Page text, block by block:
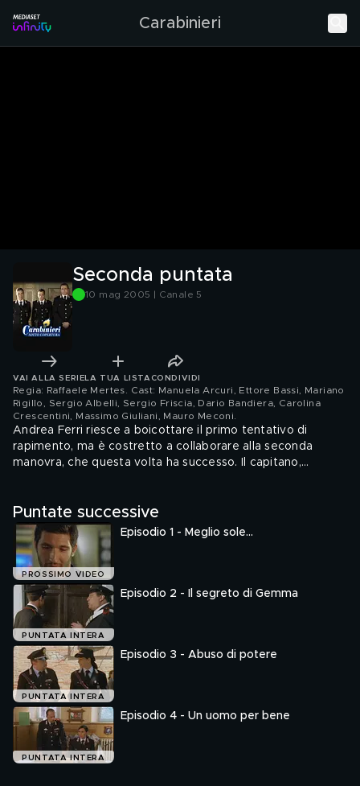
Carabinieri
Seconda puntata
10 mag 2005 | Canale 5
VAI ALLA SERIE LA TUA LISTA CONDIVIDI
Regia: Raffaele Mertes. Cast: Manuela Arcuri, Ettore Bassi, Mariano
Rigillo, Sergio Albelli, Sergio Friscia, Dario Bandiera, Carolina
Crescentini, Massimo Giuliani, Mauro Meconi
Andrea Ferri riesce a boicottare il primo tentativo di
rapimento, ma è costretto a collaborare alla seconda
manovra, che questa volta ha successo. Il capitano,
viene meno quando Carla, la figlia del boss innamorata di
lui, scopre il suo doppio gioco. E per Ferri le cose si
mettono male.
Puntate successive
PROSSIMO VIDEO
Episodio 1 - Meglio sole...
PUNTATA INTERA
Episodio 2 - Il segreto di Gemma
PUNTATA INTERA
Episodio 3 - Abuso di potere
PUNTATA INTERA
Episodio 4 - Un uomo per bene